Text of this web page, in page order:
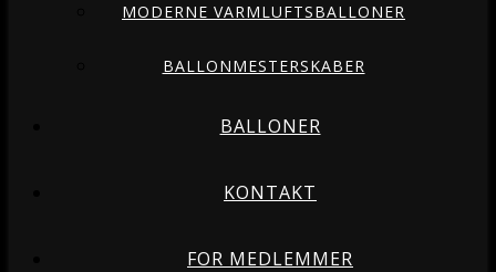
MODERNE VARMLUFTSBALLONER
BALLONMESTERSKABER
BALLONER
KONTAKT
FOR MEDLEMMER